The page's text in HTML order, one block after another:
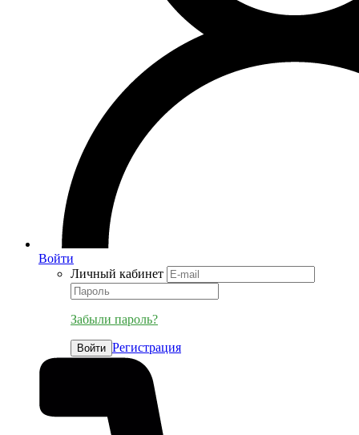
Войти
Личный кабинет
Забыли пароль?
Войти Регистрация